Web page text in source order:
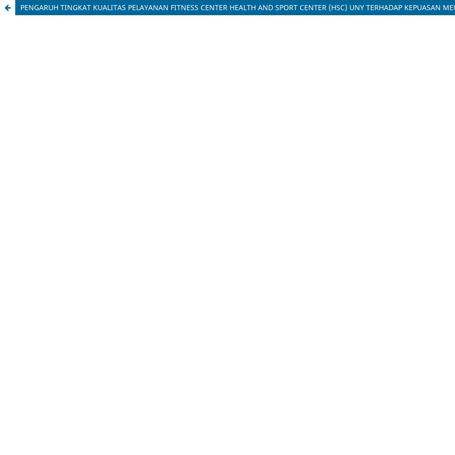
PENGARUH TINGKAT KUALITAS PELAYANAN FITNESS CENTER HEALTH AND SPORT CENTER (HSC) UNY TERHADAP KEPUASAN